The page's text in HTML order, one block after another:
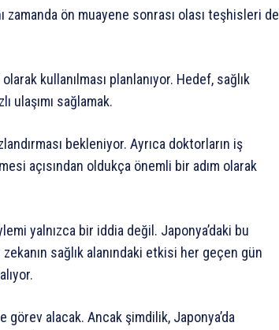
zamanda ön muayene sonrası olası teşhisleri de
kullanılması planlanıyor. Hedef, sağlık
ulaşımı sağlamak.
bekleniyor. Ayrıca doktorların iş
açısından oldukça önemli bir adım olarak
yalnızca bir iddia değil. Japonya’daki bu
sağlık alanındaki etkisi her geçen gün
alacak. Ancak şimdilik, Japonya’da